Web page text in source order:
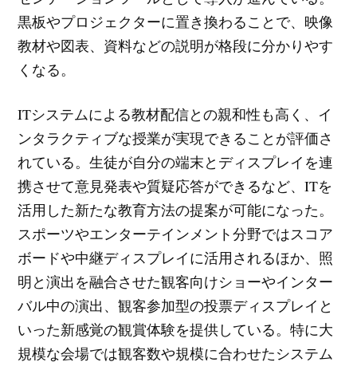
黒板やプロジェクターに置き換わることで、映像
教材や図表、資料などの説明が格段に分かりやす
くなる。
ITシステムによる教材配信との親和性も高く、イ
ンタラクティブな授業が実現できることが評価さ
れている。生徒が自分の端末とディスプレイを連
携させて意見発表や質疑応答ができるなど、ITを
活用した新たな教育方法の提案が可能になった。
スポーツやエンターテインメント分野ではスコア
ボードや中継ディスプレイに活用されるほか、照
明と演出を融合させた観客向けショーやインター
バル中の演出、観客参加型の投票ディスプレイと
いった新感覚の観賞体験を提供している。特に大
規模な会場では観客数や規模に合わせたシステム